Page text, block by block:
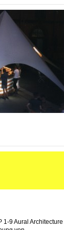
1-9 Aural Architecture